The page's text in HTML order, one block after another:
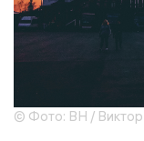
© Фото: ВН / Виктор